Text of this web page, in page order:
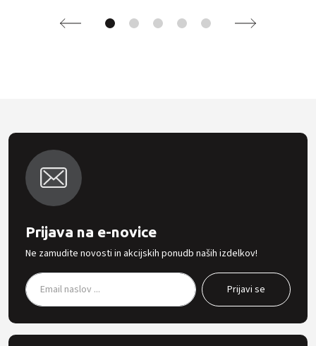
Prijava na e-novice
Ne zamudite novosti in akcijskih ponudb naših izdelkov!